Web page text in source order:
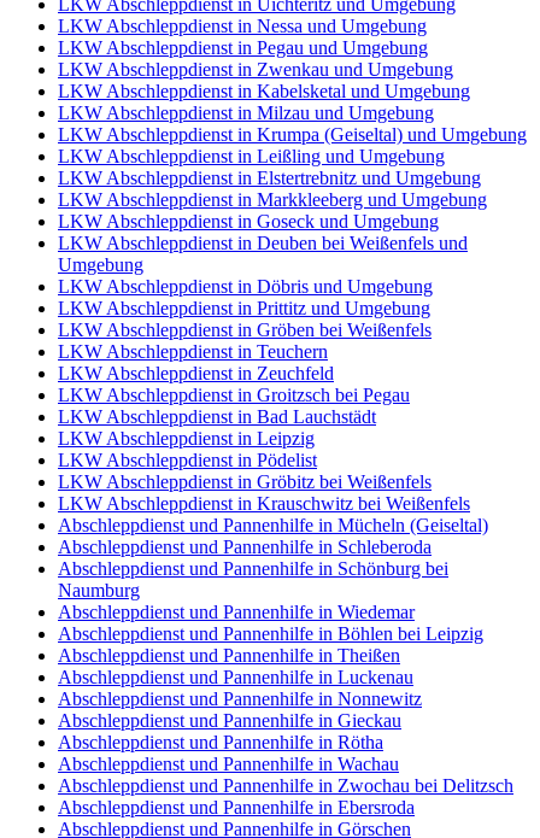
LKW Abschleppdienst in Nessa und Umgebung
LKW Abschleppdienst in Pegau und Umgebung
LKW Abschleppdienst in Zwenkau und Umgebung
LKW Abschleppdienst in Kabelsketal und Umgebung
LKW Abschleppdienst in Milzau und Umgebung
LKW Abschleppdienst in Krumpa (Geiseltal) und Umgebung
LKW Abschleppdienst in Leißling und Umgebung
LKW Abschleppdienst in Elstertrebnitz und Umgebung
LKW Abschleppdienst in Markkleeberg und Umgebung
LKW Abschleppdienst in Goseck und Umgebung
LKW Abschleppdienst in Deuben bei Weißenfels und
Umgebung
LKW Abschleppdienst in Döbris und Umgebung
LKW Abschleppdienst in Prittitz und Umgebung
LKW Abschleppdienst in Gröben bei Weißenfels
LKW Abschleppdienst in Teuchern
LKW Abschleppdienst in Zeuchfeld
LKW Abschleppdienst in Groitzsch bei Pegau
LKW Abschleppdienst in Bad Lauchstädt
LKW Abschleppdienst in Leipzig
LKW Abschleppdienst in Pödelist
LKW Abschleppdienst in Gröbitz bei Weißenfels
LKW Abschleppdienst in Krauschwitz bei Weißenfels
Abschleppdienst und Pannenhilfe in Mücheln (Geiseltal)
Abschleppdienst und Pannenhilfe in Schleberoda
Abschleppdienst und Pannenhilfe in Schönburg bei
Naumburg
Abschleppdienst und Pannenhilfe in Wiedemar
Abschleppdienst und Pannenhilfe in Böhlen bei Leipzig
Abschleppdienst und Pannenhilfe in Theißen
Abschleppdienst und Pannenhilfe in Luckenau
Abschleppdienst und Pannenhilfe in Nonnewitz
Abschleppdienst und Pannenhilfe in Gieckau
Abschleppdienst und Pannenhilfe in Rötha
Abschleppdienst und Pannenhilfe in Wachau
Abschleppdienst und Pannenhilfe in Zwochau bei Delitzsch
Abschleppdienst und Pannenhilfe in Ebersroda
Abschleppdienst und Pannenhilfe in Görschen